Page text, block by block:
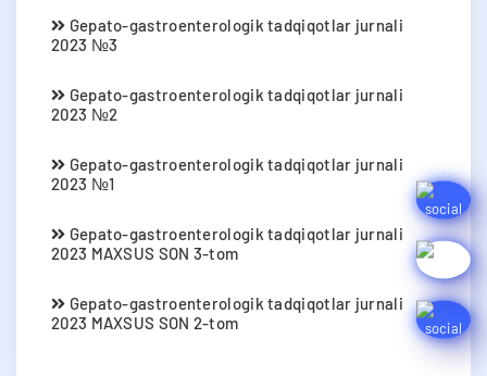
Gepato-gastroenterologik tadqiqotlar jurnali
2023 №3
Gepato-gastroenterologik tadqiqotlar jurnali
2023 №2
Gepato-gastroenterologik tadqiqotlar jurnali
2023 №1
Gepato-gastroenterologik tadqiqotlar jurnali
2023 MAXSUS SON 3-tom
Gepato-gastroenterologik tadqiqotlar jurnali
2023 MAXSUS SON 2-tom